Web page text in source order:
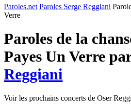
Paroles.net Paroles Serge Reggiani
Verre
Paroles de la
Payes Un Verre
Reggiani
Voir les prochains concerts de Oser